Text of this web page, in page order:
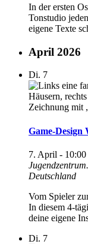
In der ersten
Tonstudio
eigene Texte
April 2026
Di. 7
Game-
7. April - 10:00
Deutschland
Vom Spieler
In diesem 4-
deine eigene
Di. 7